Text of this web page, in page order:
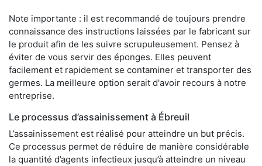
Note importante : il est recommandé de toujours prendre
connaissance des instructions laissées par le fabricant sur
le produit afin de les suivre scrupuleusement. Pensez à
éviter de vous servir des éponges. Elles peuvent
facilement et rapidement se contaminer et transporter des
germes. La meilleure option serait d'avoir recours à notre
entreprise.
Le processus d’assainissement à Ébreuil
L’assainissement est réalisé pour atteindre un but précis.
Ce processus permet de réduire de manière considérable
la quantité d’agents infectieux jusqu’à atteindre un niveau